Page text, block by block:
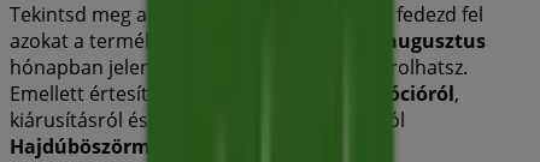
Tekintsd meg a
katalógusait, és fedezd fel
azokat a termékeket, amelyekkel ebben a
augusztus
hónapban jelentős kedvezményekkel vásárolhatsz.
Emellett értesítünk minden exkluzív
promócióról,
kiárusításról és a legfrissebb újdonságokról
Hajdúböszörmény